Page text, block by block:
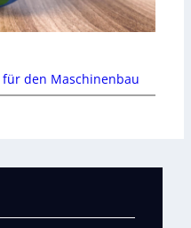
den Maschinenbau